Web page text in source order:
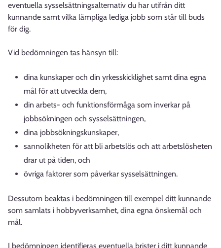
eventuella sysselsättningsalternativ du har utifrån ditt
kunnande samt vilka lämpliga lediga jobb som står till buds
för dig.
Vid bedömningen tas hänsyn till:
dina kunskaper och din yrkesskicklighet samt dina egna
mål för att utveckla dem,
din arbets- och funktionsförmåga som inverkar på
jobbsökningen och sysselsättningen,
dina jobbsökningskunskaper,
sannolikheten för att bli arbetslös och att arbetslösheten
drar ut på tiden, och
övriga faktorer som påverkar sysselsättningen.
Dessutom beaktas i bedömningen till exempel ditt kunnande
som samlats i hobbyverksamhet, dina egna önskemål och
mål.
I bedömningen identifieras eventuella brister i ditt kunnande